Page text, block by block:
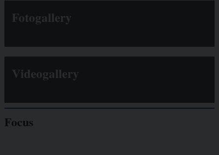
Fotogallery
Videogallery
Focus